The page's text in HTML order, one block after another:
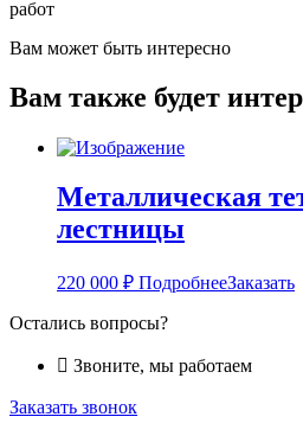
работ
Вам может быть интересно
Вам также будет
Металлическая
лестницы
220 000 ₽ ПодробнееЗаказать
Остались вопросы?
Звоните, мы работаем
Заказать звонок